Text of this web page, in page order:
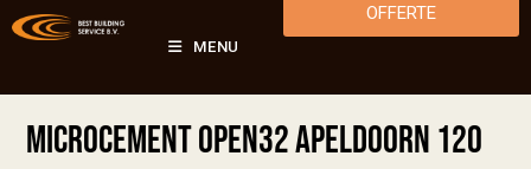
MENU
OFFERTE
Microcement Open32 Apeldoorn 120